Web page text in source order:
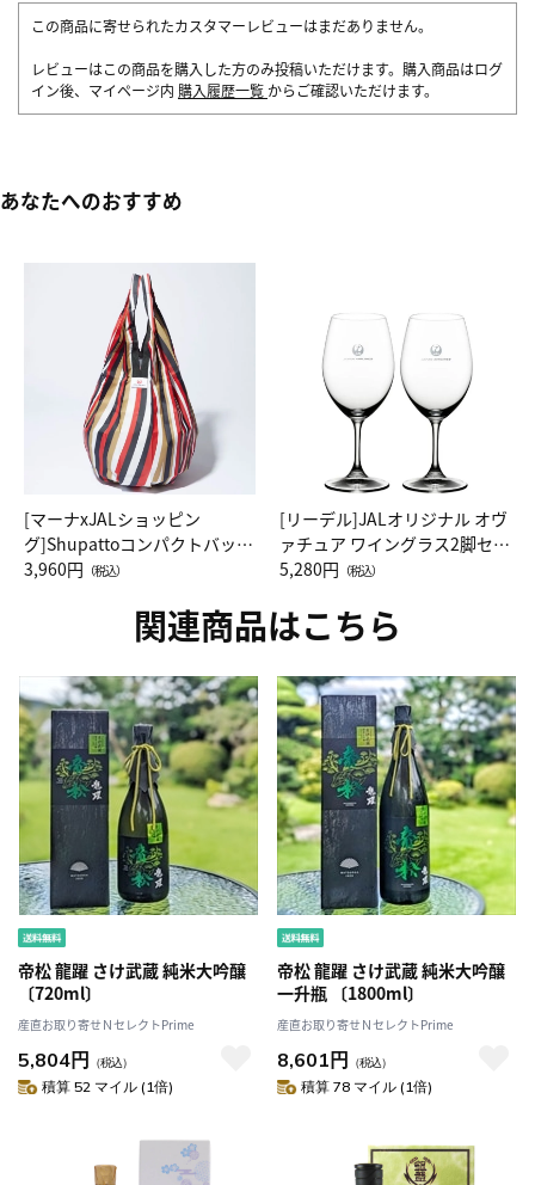
この商品に寄せられたカスタマーレビューはまだありません。
レビューはこの商品を購入した方のみ投稿いただけます。購入商品はログ
イン後、マイページ内 購入履歴一覧 からご確認いただけます。
あなたへのおすすめ
[マーナxJALショッピン
グ]Shupattoコンパクトバッグ
Drop JAL客室乗務員（LC）ス
3,960円 （税込）
[リーデル]JALオリジナル オヴ
ァチュア ワイングラス2脚セッ
ト（レッドワイン）
5,280円 （税込）
関連商品はこちら
帝松 龍躍 さけ武蔵 純米大吟醸
〔720ml〕
産直お取り寄せＮセレクトPrime
5,804円 （税込）
積算 52 マイル (1倍)
帝松 龍躍 さけ武蔵 純米大吟醸
一升瓶 〔1800ml〕
産直お取り寄せＮセレクトPrime
8,601円 （税込）
積算 78 マイル (1倍)